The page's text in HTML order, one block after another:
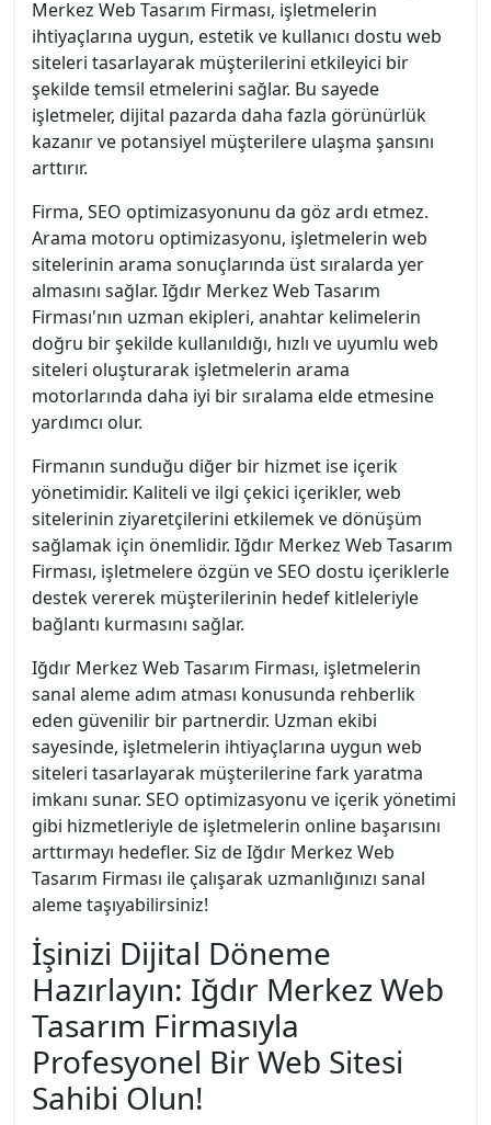
Merkez Web Tasarım Firması, işletmelerin
ihtiyaçlarına uygun, estetik ve kullanıcı dostu web
siteleri tasarlayarak müşterilerini etkileyici bir
şekilde temsil etmelerini sağlar. Bu sayede
işletmeler, dijital pazarda daha fazla görünürlük
kazanır ve potansiyel müşterilere ulaşma şansını
arttırır.
Firma, SEO optimizasyonunu da göz ardı etmez.
Arama motoru optimizasyonu, işletmelerin web
sitelerinin arama sonuçlarında üst sıralarda yer
almasını sağlar. Iğdır Merkez Web Tasarım
Firması'nın uzman ekipleri, anahtar kelimelerin
doğru bir şekilde kullanıldığı, hızlı ve uyumlu web
siteleri oluşturarak işletmelerin arama
motorlarında daha iyi bir sıralama elde etmesine
yardımcı olur.
Firmanın sunduğu diğer bir hizmet ise içerik
yönetimidir. Kaliteli ve ilgi çekici içerikler, web
sitelerinin ziyaretçilerini etkilemek ve dönüşüm
sağlamak için önemlidir. Iğdır Merkez Web Tasarım
Firması, işletmelere özgün ve SEO dostu içeriklerle
destek vererek müşterilerinin hedef kitleleriyle
bağlantı kurmasını sağlar.
Iğdır Merkez Web Tasarım Firması, işletmelerin
sanal aleme adım atması konusunda rehberlik
eden güvenilir bir partnerdir. Uzman ekibi
sayesinde, işletmelerin ihtiyaçlarına uygun web
siteleri tasarlayarak müşterilerine fark yaratma
imkanı sunar. SEO optimizasyonu ve içerik yönetimi
gibi hizmetleriyle de işletmelerin online başarısını
arttırmayı hedefler. Siz de Iğdır Merkez Web
Tasarım Firması ile çalışarak uzmanlığınızı sanal
aleme taşıyabilirsiniz!
İşinizi Dijital Döneme
Hazırlayın: Iğdır Merkez Web
Tasarım Firmasıyla
Profesyonel Bir Web Sitesi
Sahibi Olun!